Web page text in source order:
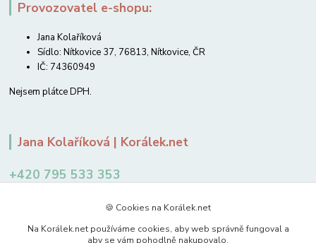
Provozovatel e-shopu:
Jana Kolaříková
Sídlo: Nítkovice 37, 76813, Nítkovice, ČR
IČ: 74360949
Nejsem plátce DPH.
Jana Kolaříková | Korálek.net
+420 795 533 353
🍪 Cookies na Korálek.net
Na Korálek.net používáme cookies, aby web správně fungoval a
aby se vám pohodlně nakupovalo.